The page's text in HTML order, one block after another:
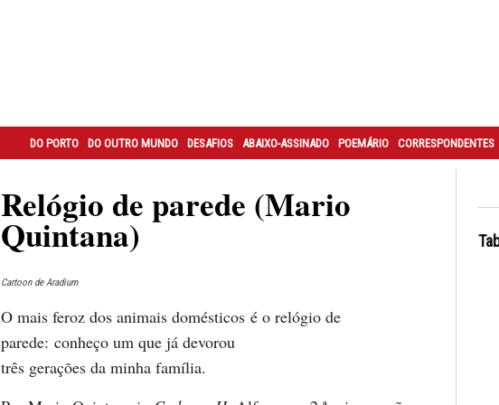
DO PORTO DO OUTRO MUNDO DESAFIOS ABAIXO-ASSINADO POEMÁRIO CORRESPONDENTES
Relógio de parede (Mario
Quintana)
Cartoon de Aradium
O mais feroz dos animais domésticos é o relógio de
parede: conheço um que já devorou
três gerações da minha família.